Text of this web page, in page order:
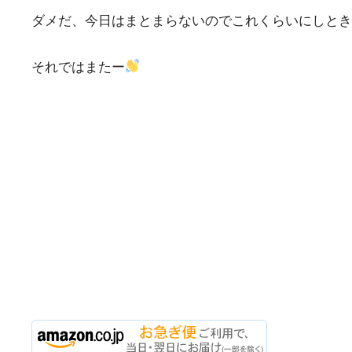
ダメだ、今日はまとまらないのでこれくらいにしと
それではまたー